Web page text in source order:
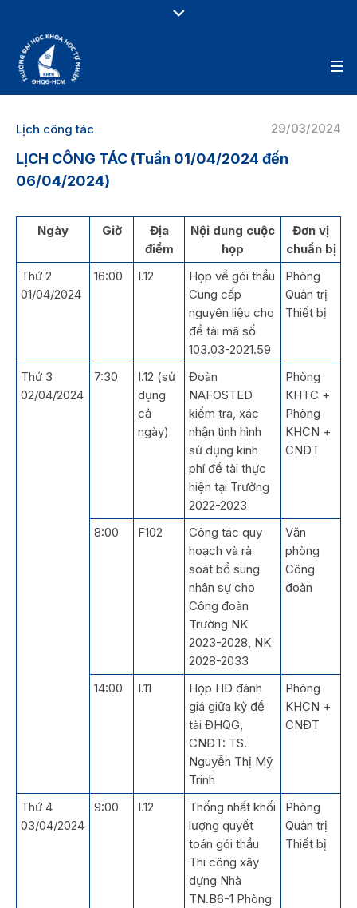
29/03/2024
Lịch công tác
LỊCH CÔNG TÁC (Tuần 01/04/2024 đến
06/04/2024)
Ngày Giờ
Địa
điểm
Nội dung cuộc
họp
Đơn vị
chuẩn bị
Thứ 2
01/04/2024
16:00 I.12
Họp về gói thầu
Cung cấp
nguyên liệu cho
đề tài mã số
103.03-2021.59
Phòng
Quản trị
Thiết bị
Thứ 3
02/04/2024
7:30
I.12 (sử
dụng
cả
ngày)
Đoàn
NAFOSTED
kiểm tra, xác
nhận tình hình
sử dụng kinh
phí đề tài thực
hiện tại Trường
2022-2023
Phòng
KHTC +
Phòng
KHCN +
CNĐT
8:00 F102
Công tác quy
hoạch và rà
soát bổ sung
nhân sự cho
Công đoàn
Trường NK
2023-2028, NK
2028-2033
Văn
phòng
Công
đoàn
14:00 I.11
Họp HĐ đánh
giá giữa kỳ đề
tài ĐHQG,
CNĐT: TS.
Nguyễn Thị Mỹ
Trinh
Phòng
KHCN +
CNĐT
Thứ 4
03/04/2024
9:00 I.12
Thống nhất khối
lượng quyết
toán gói thầu
Thi công xây
dựng Nhà
TN.B6-1 Phòng
Phòng
Quản trị
Thiết bị